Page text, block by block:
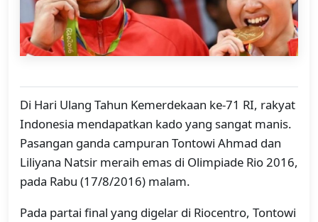
Di Hari Ulang Tahun Kemerdekaan ke-71 RI, rakyat
Indonesia mendapatkan kado yang sangat manis.
Pasangan ganda campuran Tontowi Ahmad dan
Liliyana Natsir meraih emas di Olimpiade Rio 2016,
pada Rabu (17/8/2016) malam.
Pada partai final yang digelar di Riocentro, Tontowi